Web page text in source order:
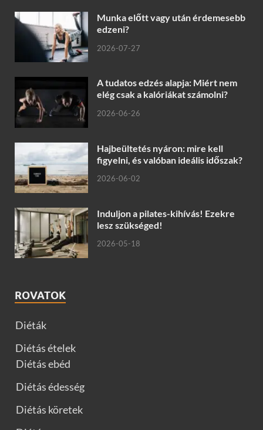
Munka előtt vagy után érdemesebb
edzeni?
2026-07-27
A tudatos edzés alapja: Miért nem
elég csak a kalóriákat számolni?
2026-06-26
Hajbeültetés nyáron: mire kell
figyelni, és valóban ideális időszak?
2026-06-02
Induljon a pilates-kihívás! Ezekre
lesz szükséged!
2026-05-18
ROVATOK
Diéták
Diétás ételek
Diétás ebéd
Diétás édesség
Diétás köretek